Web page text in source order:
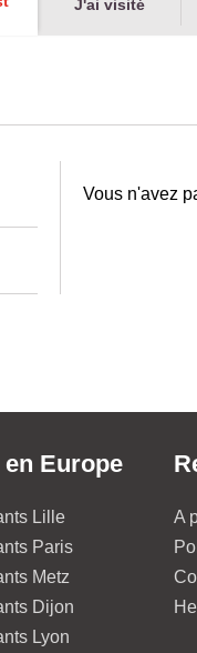
J'ai visité
Vous n'avez
en Europe
Lille
Paris
Metz
Dijon
Lyon
A